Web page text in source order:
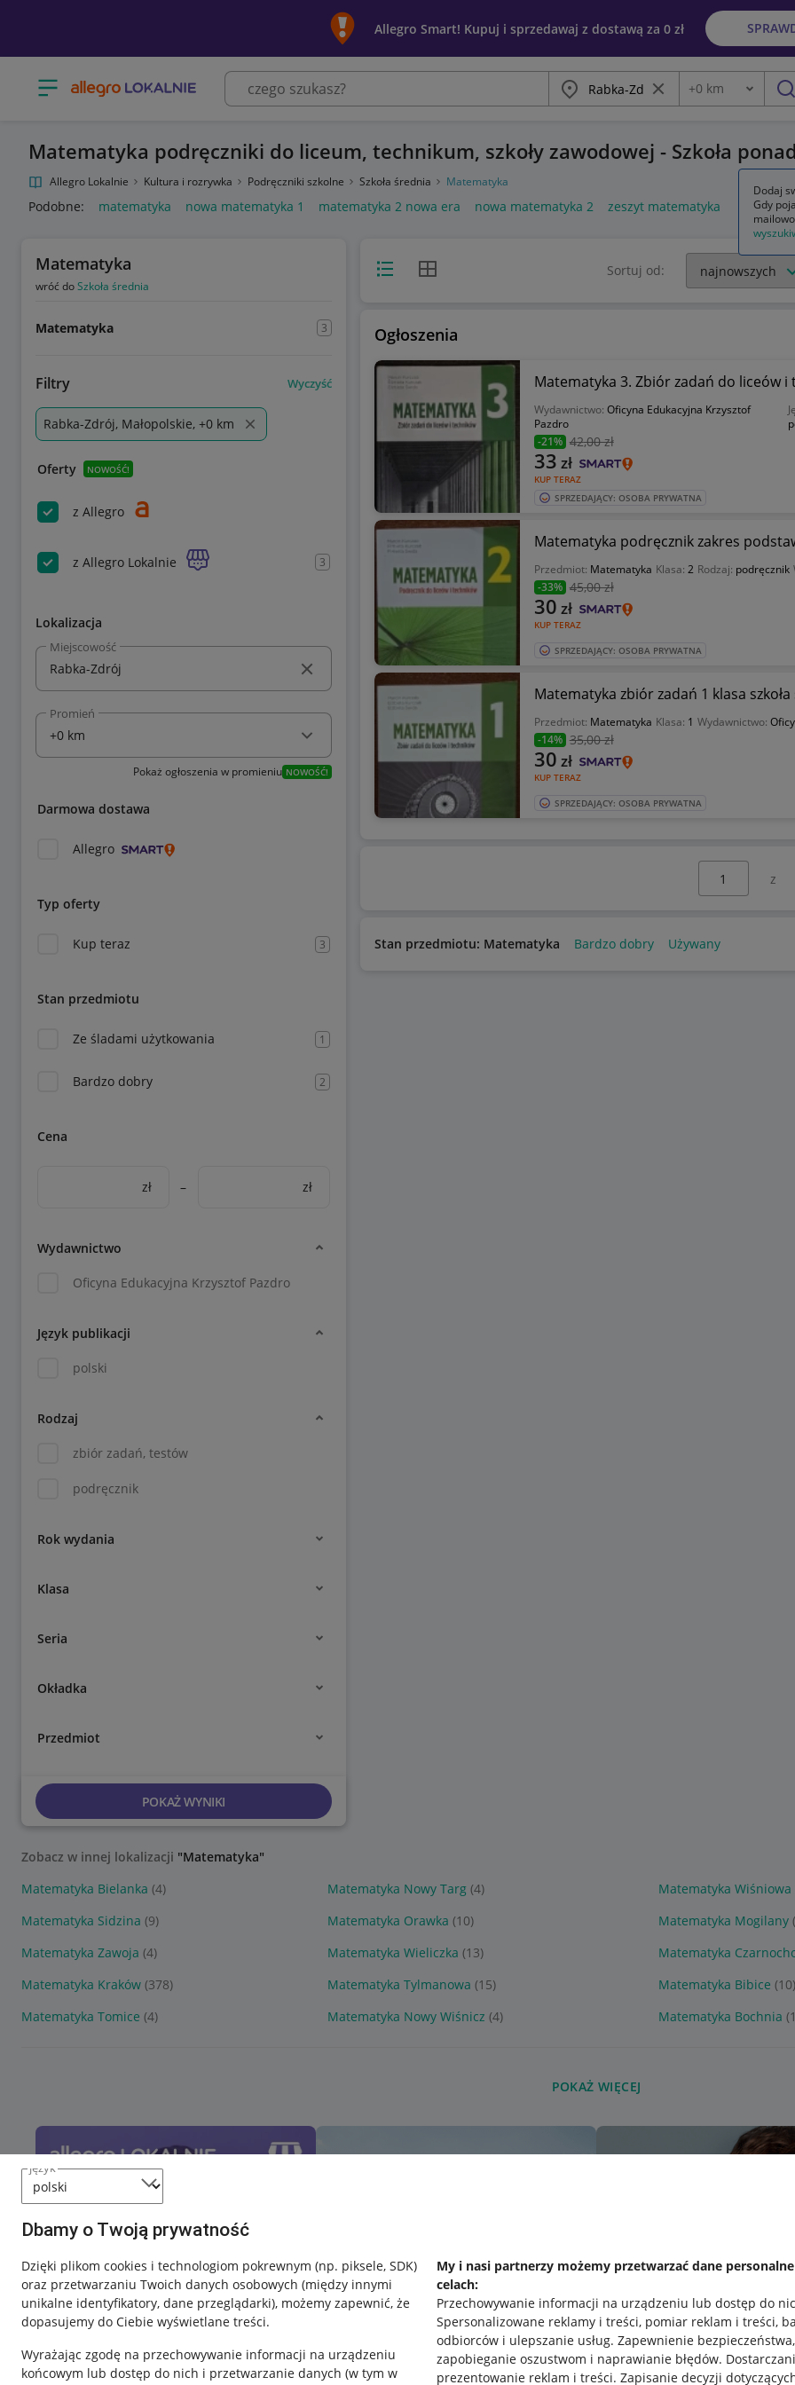
język
Dbamy o Twoją prywatność
Dzięki plikom cookies i technologiom pokrewnym (np. piksele, SDK)
oraz przetwarzaniu Twoich danych osobowych (między innymi
unikalne identyfikatory, dane przeglądarki), możemy zapewnić, że
dopasujemy do Ciebie wyświetlane treści.
Wyrażając zgodę na przechowywanie informacji na urządzeniu
końcowym lub dostęp do nich i przetwarzanie danych (w tym w
My i nasi partnerzy możemy przetwarzać dane
celach:
Przechowywanie informacji na urządzeniu lub dostęp do
Spersonalizowane reklamy i treści, pomiar reklam i treści,
odbiorców i ulepszanie usług. Zapewnienie bezpieczeństwa,
zapobieganie oszustwom i naprawianie błędów.
prezentowanie reklam i treści. Zapisanie decyzji
Allegro Smart! Kupuj i sprzedawaj z dostawą za 0 zł
Otwórz menu z kategoriami Miasto Wyczyść frazę
Odległość
+0 km
Matematyka podręczniki do liceum, technikum, szkoły zawodowej - Szkoła
Allegro Lokalnie Kultura i rozrywka Podręczniki szkolne Szkoła średnia Matematyka
Podobne: matematyka nowa matematyka 1 matematyka 2 nowa era nowa matematyka 2 zeszyt matematyka
Matematyka
wróć doSzkoła średnia
Matematyka 3
Filtry Wyczyść
Rabka-Zdrój, Małopolskie, +0 km
Oferty NOWOŚĆ!
z Allegro
z Allegro Lokalnie 3
Lokalizacja
Miejscowość
Promień
Pokaż ogłoszenia w promieniu NOWOŚĆ!
Darmowa dostawa
Allegro
Typ oferty
Kup teraz 3
Stan przedmiotu
Ze śladami użytkowania 1
Bardzo dobry 2
Cena
zł – zł
Wydawnictwo
Oficyna Edukacyjna Krzysztof Pazdro
Język publikacji
polski
Rodzaj
zbiór zadań, testów
podręcznik
Rok wydania
Klasa
Seria
Okładka
Przedmiot
POKAŻ WYNIKI
Widok listyWidok siatki Sortuj od:
Ogłoszenia
Matematyka 3. Zbiór zadań do liceów
Wydawnictwo: Oficyna Edukacyjna Krzysztof
Pazdro
-21% 42,00 zł
KUP TERAZ
33 zł
SPRZEDAJĄCY: OSOBA PRYWATNA
Matematyka podręcznik zakres
Przedmiot: Matematyka Klasa: 2 Rodzaj: podręcznik
-33% 45,00 zł
KUP TERAZ
30 zł
SPRZEDAJĄCY: OSOBA PRYWATNA
Matematyka zbiór zadań 1 klasa
Przedmiot: Matematyka Klasa: 1 Wydawnictwo:
-14% 35,00 zł
KUP TERAZ
30 zł
SPRZEDAJĄCY: OSOBA PRYWATNA
z
Stan przedmiotu: Matematyka Bardzo dobry Używany
Zobacz w innej lokalizacji "Matematyka"
Matematyka Bielanka (4) Matematyka Nowy Targ (4) Matematyka Wiśniowa
Matematyka Sidzina (9) Matematyka Orawka (10) Matematyka Mogilany
Matematyka Zawoja (4) Matematyka Wieliczka (13) Matematyka
Matematyka Kraków (378) Matematyka Tylmanowa (15) Matematyka Bibice (10)
Matematyka Tomice (4) Matematyka Nowy Wiśnicz (4) Matematyka Bochnia
POKAŻ WIĘCEJ
Dodaj
Gdy